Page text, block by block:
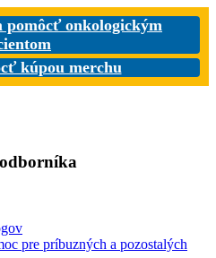
pomôcť onkologickým
kúpou merchu
pre príbuzných a pozostalých